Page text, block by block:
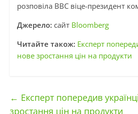
розповіла BBC віце-президент
Джерело: сайт Bloomberg
Читайте також: Експерт
нове зростання цін на продукти
← Експерт попередив
зростання цін на продукти